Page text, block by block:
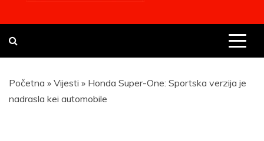
Prvi BH auto magazin
Početna » Vijesti » Honda Super-One: Sportska verzija je
nadrasla kei automobile